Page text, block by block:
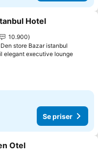
favoritter
Hotel
10.900
store Bazar istanbul
elegant executive lounge
Se priser
favoritter
Otel